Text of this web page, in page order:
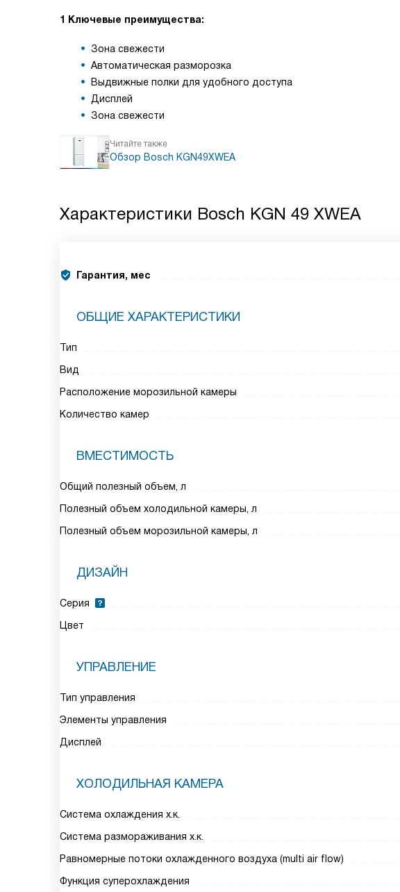
1 Ключевые преимущества:
Зона свежести
Автоматическая разморозка
Выдвижные полки для удобного доступа
Дисплей
Зона свежести
Читайте также
Обзор Bosch KGN49XWEA
Характеристики Bosch KGN 49 XWEA
Гарантия, мес
ОБЩИЕ ХАРАКТЕРИСТИКИ
Тип
Вид
Расположение морозильной камеры
Количество камер
ВМЕСТИМОСТЬ
Общий полезный объем, л
Полезный объем холодильной камеры, л
Полезный объем морозильной камеры, л
ДИЗАЙН
Серия
Цвет
УПРАВЛЕНИЕ
Тип управления
Элементы управления
Дисплей
ХОЛОДИЛЬНАЯ КАМЕРА
Система охлаждения х.к.
Система размораживания х.к.
Равномерные потоки охлажденного воздуха (multi air flow)
Функция суперохлаждения